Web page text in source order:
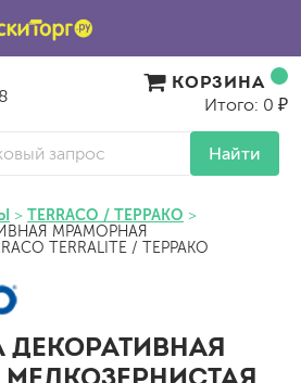
Найти
КОРЗИНА
Итого: 0 ₽
TERRACO / ТЕРРАКО
МРАМОРНАЯ
TERRALITE / ТЕРРАКО
ДЕКОРАТИВНАЯ